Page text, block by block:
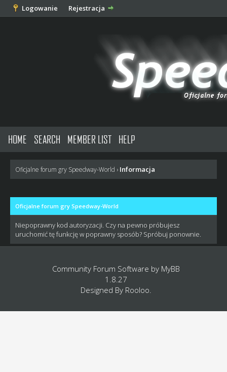
Logowanie Rejestracja
HOME SEARCH MEMBER LIST HELP
Oficjalne forum gry Speedway-World › Informacja
Oficjalne forum gry Speedway-World
Niepoprawny kod autoryzacji. Czy na pewno próbujesz
uruchomić tę funkcję w poprawny sposób? Spróbuj ponownie.
Community Forum Software by MyBB
1.8.27
Designed By Rooloo.